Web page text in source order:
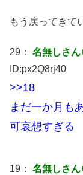
もう戻ってきて
29： 名無しさ
ID:px2Q8rj40
>>18
まだ一か月も
可哀想すぎる
19： 名無しさ